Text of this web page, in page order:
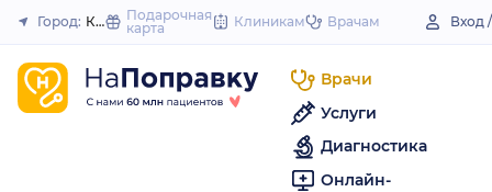
to
Закрыть
Город: КинельПодарочная
карта
Клиникам Врачам Вход
Врачи
Услуги
Диагностика
Онлайн-